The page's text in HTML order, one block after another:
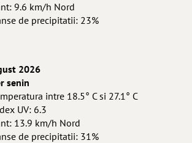
9.6 km/h Nord
de precipitatii: 23%
2026
senin
intre 18.5° C si 27.1° C
UV: 6.3
13.9 km/h Nord
de precipitatii: 31%